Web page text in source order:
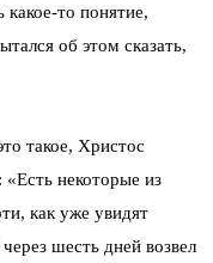
то понятие,
об этом сказать,
такое, Христос
некоторые из
как уже увидят
шесть дней возвел